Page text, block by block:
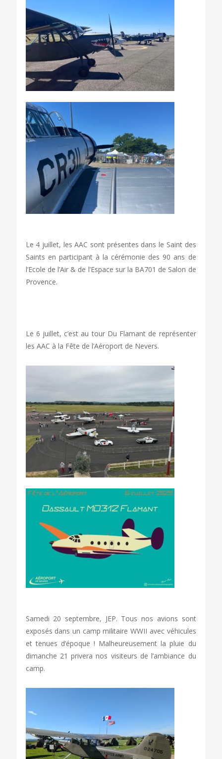
Le 4 juillet, les AAC sont présentes dans le Saint des
Saints en participant à la cérémonie des 90 ans de
l’Ecole de l’Air & de l’Espace sur la BA701 de Salon de
Provence.
Le 6 juillet, c’est au tour Du Flamant de représenter
les AAC à la Fête de l’Aéroport de Nevers.
Samedi 20 septembre, JEP. Tous nos avions sont
exposés dans un camp militaire WWII avec véhicules
et tenues d’époque ! Malheureusement la pluie du
dimanche 21 privera nos visiteurs de l’ambiance du
camp.